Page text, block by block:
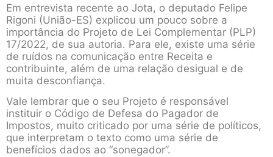
Em entrevista recente ao Jota, o deputado Felipe
Rigoni (União-ES) explicou um pouco sobre a
importância do Projeto de Lei Complementar (PLP)
17/2022, de sua autoria. Para ele, existe uma série
de ruídos na comunicação entre Receita e
contribuinte, além de uma relação desigual e de
muita desconfiança.
Vale lembrar que o seu Projeto é responsável
instituir o Código de Defesa do Pagador de
Impostos, muito criticado por uma série de políticos,
que interpretam o texto como uma série de
benefícios dados ao “sonegador”.